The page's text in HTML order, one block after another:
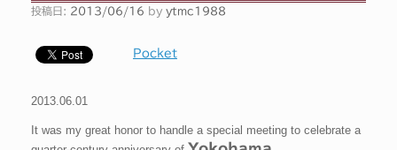
投稿日: 2013/06/16 by ytmc1988
Pocket
2013.06.01
It was my great honor to handle a special meeting to celebrate a